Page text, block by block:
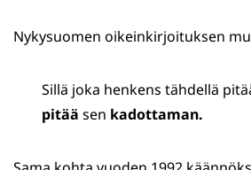
Nykysuomen oikeinkirjoituksen
Sillä joka henkens tähdellä
pitää sen kadottaman.